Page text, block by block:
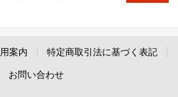
案内 特定商取引法に基づく表記
お問い合わせ